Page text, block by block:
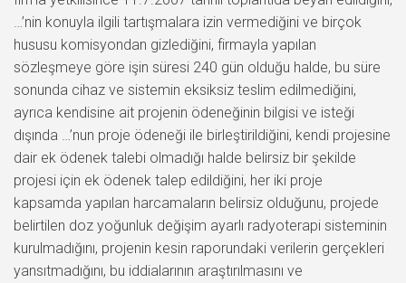
…’nin konuyla ilgili tartışmalara izin vermediğini ve birçok
hususu komisyondan gizlediğini, firmayla yapılan
sözleşmeye göre işin süresi 240 gün olduğu halde, bu süre
sonunda cihaz ve sistemin eksiksiz teslim edilmediğini,
ayrıca kendisine ait projenin ödeneğinin bilgisi ve isteği
dışında …’nun proje ödeneği ile birleştirildiğini, kendi projesine
dair ek ödenek talebi olmadığı halde belirsiz bir şekilde
projesi için ek ödenek talep edildiğini, her iki proje
kapsamda yapılan harcamaların belirsiz olduğunu, projede
belirtilen doz yoğunluk değişim ayarlı radyoterapi sisteminin
kurulmadığını, projenin kesin raporundaki verilerin gerçekleri
yansıtmadığını, bu iddialarının araştırılmasını ve